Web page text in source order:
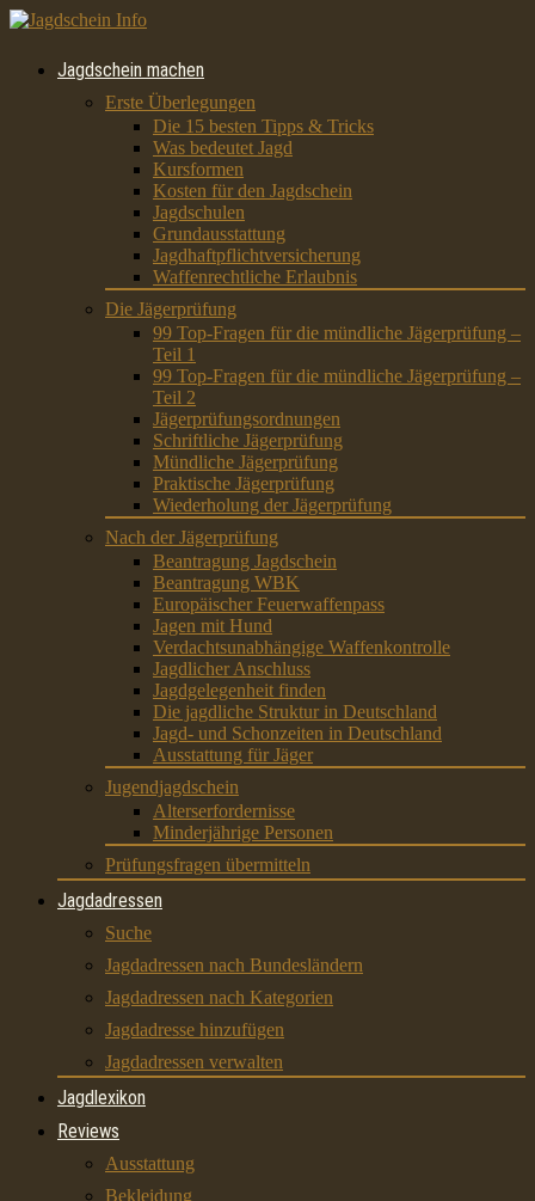
Jagdschein machen
Erste Überlegungen
Die 15 besten Tipps & Tricks
Was bedeutet Jagd
Kursformen
Kosten für den Jagdschein
Jagdschulen
Grundausstattung
Jagdhaftpflichtversicherung
Waffenrechtliche Erlaubnis
Die Jägerprüfung
99 Top-Fragen für die mündliche Jägerprüfung –
Teil 1
99 Top-Fragen für die mündliche Jägerprüfung –
Teil 2
Jägerprüfungsordnungen
Schriftliche Jägerprüfung
Mündliche Jägerprüfung
Praktische Jägerprüfung
Wiederholung der Jägerprüfung
Nach der Jägerprüfung
Beantragung Jagdschein
Beantragung WBK
Europäischer Feuerwaffenpass
Jagen mit Hund
Verdachtsunabhängige Waffenkontrolle
Jagdlicher Anschluss
Jagdgelegenheit finden
Die jagdliche Struktur in Deutschland
Jagd- und Schonzeiten in Deutschland
Ausstattung für Jäger
Jugendjagdschein
Alterserfordernisse
Minderjährige Personen
Prüfungsfragen übermitteln
Jagdadressen
Suche
Jagdadressen nach Bundesländern
Jagdadressen nach Kategorien
Jagdadresse hinzufügen
Jagdadressen verwalten
Jagdlexikon
Reviews
Ausstattung
Bekleidung